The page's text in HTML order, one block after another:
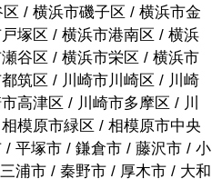
/ 横浜市磯子区 / 横浜市金
塚区 / 横浜市港南区 / 横浜
谷区 / 横浜市栄区 / 横浜市
筑区 / 川崎市川崎区 / 川崎
高津区 / 川崎市多摩区 / 川
模原市緑区 / 相模原市中央
/ 平塚市 / 鎌倉市 / 藤沢市 / 小
浦市 / 秦野市 / 厚木市 / 大和